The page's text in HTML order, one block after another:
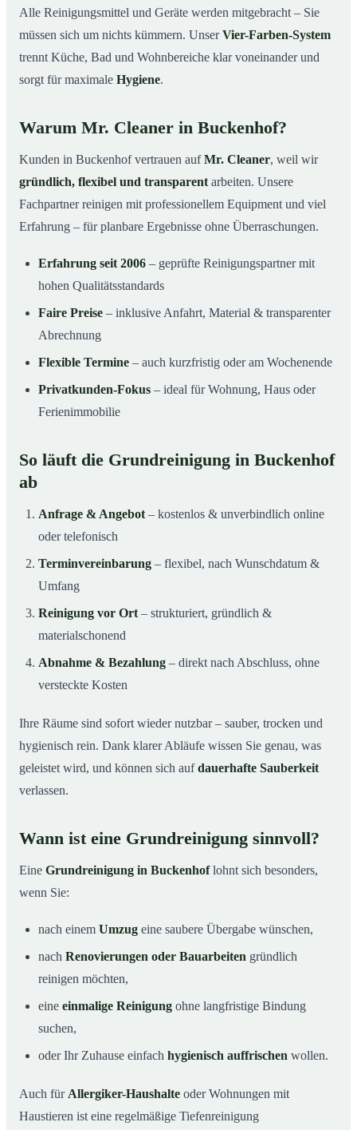
Alle Reinigungsmittel und Geräte werden mitgebracht – Sie
müssen sich um nichts kümmern. UnserVier-Farben-System
trennt Küche, Bad und Wohnbereiche klar voneinander und
sorgt für maximale Hygiene.
Warum Mr. Cleaner in Buckenhof?
Kunden in Buckenhof vertrauen aufMr. Cleaner, weil wir
gründlich, flexibel und transparent arbeiten. Unsere
Fachpartner reinigen mit professionellem Equipment und viel
Erfahrung – für planbare Ergebnisse ohne Überraschungen.
Erfahrung seit 2006 – geprüfte Reinigungspartner mit
hohen Qualitätsstandards
Faire Preise – inklusive Anfahrt, Material & transparenter
Abrechnung
Flexible Termine – auch kurzfristig oder am Wochenende
Privatkunden-Fokus – ideal für Wohnung, Haus oder
Ferienimmobilie
So läuft die Grundreinigung in Buckenhof
ab
Anfrage & Angebot – kostenlos & unverbindlich online
oder telefonisch
Terminvereinbarung – flexibel, nach Wunschdatum &
Umfang
Reinigung vor Ort – strukturiert, gründlich &
materialschonend
Abnahme & Bezahlung – direkt nach Abschluss, ohne
versteckte Kosten
Ihre Räume sind sofort wieder nutzbar – sauber, trocken und
hygienisch rein. Dank klarer Abläufe wissen Sie genau, was
geleistet wird, und können sich aufdauerhafte Sauberkeit
verlassen.
Wann ist eine Grundreinigung sinnvoll?
Eine Grundreinigung in Buckenhoflohnt sich besonders,
wenn Sie:
nach einem Umzug eine saubere Übergabe wünschen,
nach Renovierungen oder Bauarbeiten gründlich
reinigen möchten,
eine einmalige Reinigung ohne langfristige Bindung
suchen,
oder Ihr Zuhause einfach hygienisch auffrischen wollen.
Auch für Allergiker-Haushalte oder Wohnungen mit
Haustieren ist eine regelmäßige Tiefenreinigung